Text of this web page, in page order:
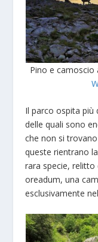
Pino e camoscio
Il parco ospita più
delle quali sono
che non si
queste rientrano
rara specie, relitto
oreadum, una
esclusivamente